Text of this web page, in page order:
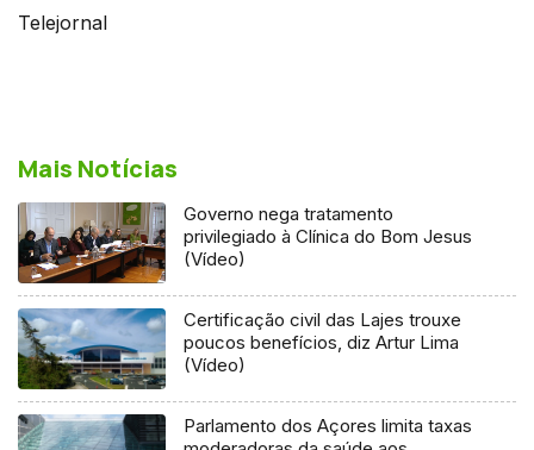
Telejornal
Mais Notícias
Governo nega tratamento
privilegiado à Clínica do Bom Jesus
(Vídeo)
Certificação civil das Lajes trouxe
poucos benefícios, diz Artur Lima
(Vídeo)
Parlamento dos Açores limita taxas